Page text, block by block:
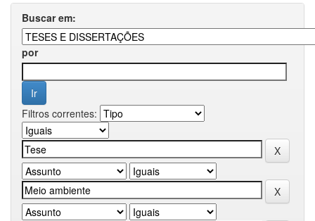
Buscar em:
por
Filtros correntes: